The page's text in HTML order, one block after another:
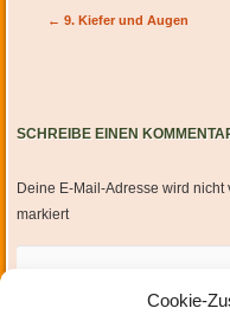
Cookie-
Artikel-Navigation
← 9. Kiefer und Augen
SCHREIBE EINEN
Deine E-Mail-Adresse wird nicht
markiert